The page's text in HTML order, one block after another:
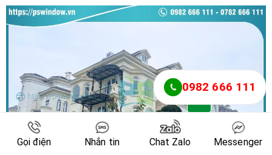
Gọi điện Nhắn tin Chat Zalo Messenger
0982 666 111